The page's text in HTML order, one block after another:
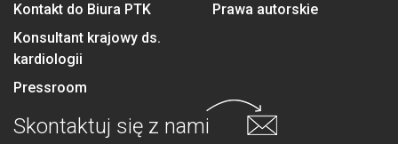
Kontakt do Biura PTK
Konsultant krajowy ds.
kardiologii
Pressroom
Prawa autorskie
Skontaktuj się z nami